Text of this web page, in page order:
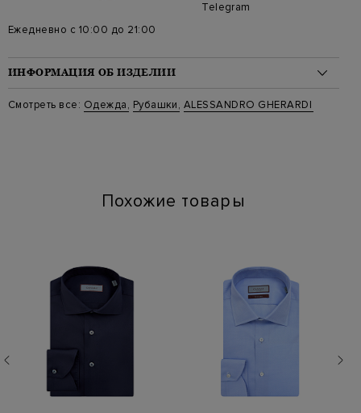
Telegram
Ежедневно с 10:00 до 21:00
ИНФОРМАЦИЯ ОБ ИЗДЕЛИИ
Материал: лен 100%
Стиль: Повседневные
Смотреть все: Одежда, Рубашки, ALESSANDRO GHERARDI
Похожие товары